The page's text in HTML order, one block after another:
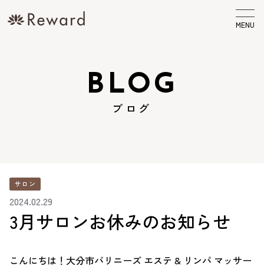
MENU
BLOG
ブログ
サロン
2024.02.29
3月サロンお休みのお知らせ
こんにちは！大分市バリニーズ エステ & リンパ マッサー